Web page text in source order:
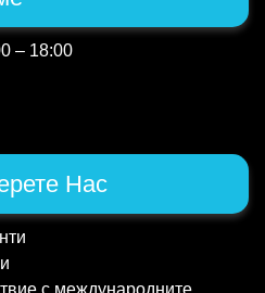
– 18:00
Нас